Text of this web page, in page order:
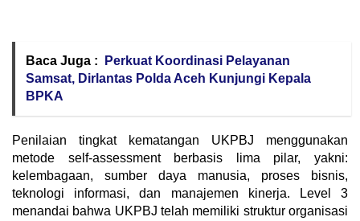
Baca Juga :
Perkuat Koordinasi Pelayanan
Samsat, Dirlantas Polda Aceh Kunjungi Kepala
BPKA
Penilaian tingkat kematangan UKPBJ menggunakan
metode self-assessment berbasis lima pilar, yakni:
kelembagaan, sumber daya manusia, proses bisnis,
teknologi informasi, dan manajemen kinerja. Level 3
menandai bahwa UKPBJ telah memiliki struktur organisasi